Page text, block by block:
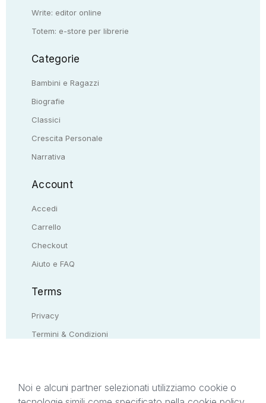
Write: editor online
Totem: e-store per librerie
Categorie
Bambini e Ragazzi
Biografie
Classici
Crescita Personale
Narrativa
Account
Accedi
Carrello
Checkout
Aiuto e FAQ
Terms
Privacy
Termini & Condizioni
Noi e alcuni partner selezionati utilizziamo cookie o